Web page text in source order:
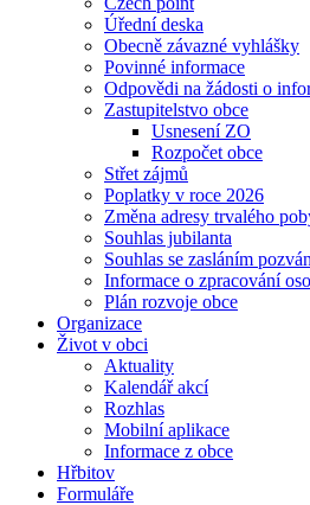
Úřední deska
Obecně závazné vyhlášky
Povinné informace
Odpovědi na žádosti o
Zastupitelstvo obce
Usnesení ZO
Rozpočet obce
Střet zájmů
Poplatky v roce 2026
Změna adresy trvalého
Souhlas jubilanta
Souhlas se zasláním
Informace o zpracování
Plán rozvoje obce
Organizace
Život v obci
Aktuality
Kalendář akcí
Rozhlas
Mobilní aplikace
Informace z obce
Hřbitov
Formuláře